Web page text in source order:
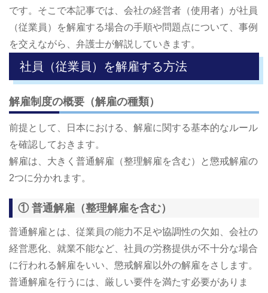
です。そこで本記事では、会社の経営者（使用者）が社員
（従業員）を解雇する場合の手順や問題点について、事例
を交えながら、弁護士が解説していきます。
社員（従業員）を解雇する方法
解雇制度の概要（解雇の種類）
前提として、日本における、解雇に関する基本的なルール
を確認しておきます。
解雇は、大きく普通解雇（整理解雇を含む）と懲戒解雇の
2つに分かれます。
① 普通解雇（整理解雇を含む）
普通解雇とは、従業員の能力不足や協調性の欠如、会社の
経営悪化、就業不能など、社員の労務提供が不十分な場合
に行われる解雇をいい、懲戒解雇以外の解雇をさします。
普通解雇を行うには、厳しい要件を満たす必要がありま